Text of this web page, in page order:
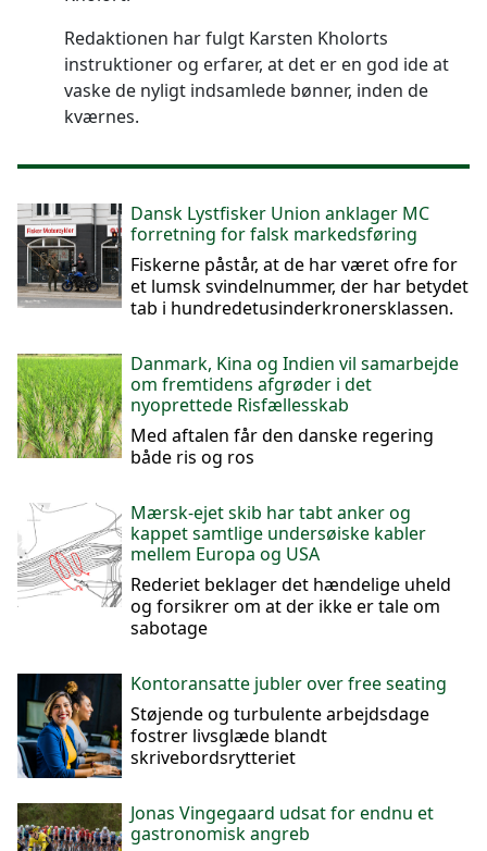
Redaktionen har fulgt Karsten Kholorts
instruktioner og erfarer, at det er en god ide at
vaske de nyligt indsamlede bønner, inden de
kværnes.
Dansk Lystfisker Union anklager MC
forretning for falsk markedsføring
Fiskerne påstår, at de har været ofre for
et lumsk svindelnummer, der har betydet
tab i hundredetusinderkronersklassen.
Danmark, Kina og Indien vil samarbejde
om fremtidens afgrøder i det
nyoprettede Risfællesskab
Med aftalen får den danske regering
både ris og ros
Mærsk-ejet skib har tabt anker og
kappet samtlige undersøiske kabler
mellem Europa og USA
Rederiet beklager det hændelige uheld
og forsikrer om at der ikke er tale om
sabotage
Kontoransatte jubler over free seating
Støjende og turbulente arbejdsdage
fostrer livsglæde blandt
skrivebordsrytteriet
Jonas Vingegaard udsat for endnu et
gastronomisk angreb